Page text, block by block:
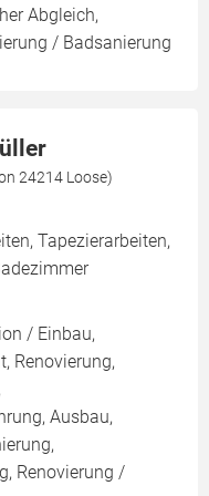
Abgleich,
/ Badsanierung
24214 Loose)
Tapezierarbeiten,
/ Einbau,
Renovierung,
Ausbau,
Renovierung /